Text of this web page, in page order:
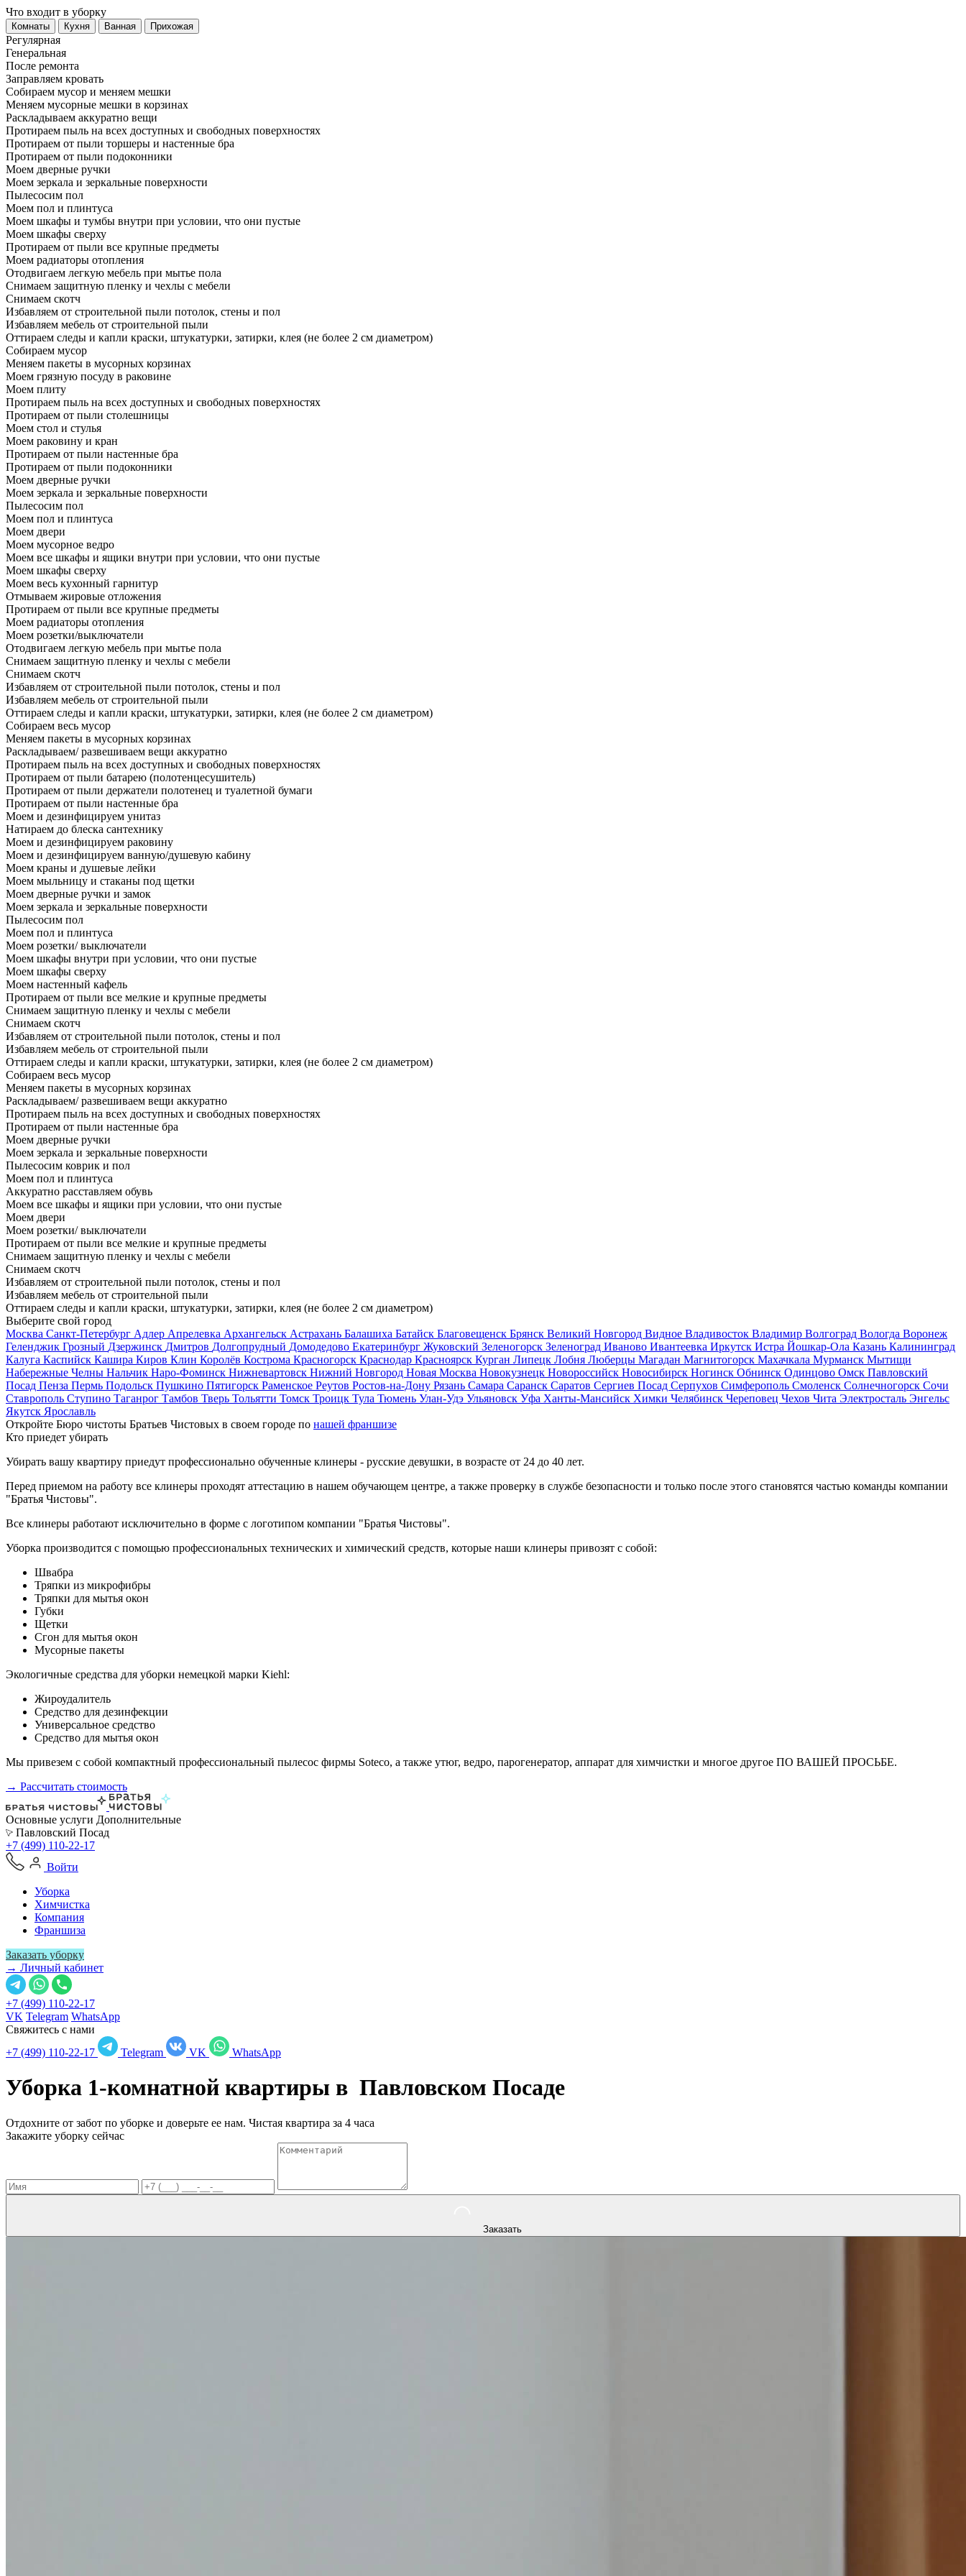
Что входит в уборку
Регу­лярная
Гене­ральная
После ремонта
Заправляем кровать
Собираем мусор и меняем мешки
Меняем мусорные мешки в корзинах
Раскладываем аккуратно вещи
Протираем пыль на всех доступных и свободных поверхностях
Протираем от пыли торшеры и настенные бра
Протираем от пыли подоконники
Моем дверные ручки
Моем зеркала и зеркальные поверхности
Пылесосим пол
Моем пол и плинтуса
Моем шкафы и тумбы внутри при условии, что они пустые
Моем шкафы сверху
Протираем от пыли все крупные предметы
Моем радиаторы отопления
Отодвигаем легкую мебель при мытье пола
Снимаем защитную пленку и чехлы с мебели
Снимаем скотч
Избавляем от строительной пыли потолок, стены и пол
Избавляем мебель от строительной пыли
Оттираем следы и капли краски, штукатурки, затирки, клея (не более 2 см диаметром)
Собираем мусор
Меняем пакеты в мусорных корзинах
Моем грязную посуду в раковине
Моем плиту
Протираем пыль на всех доступных и свободных поверхностях
Протираем от пыли столешницы
Моем стол и стулья
Моем раковину и кран
Протираем от пыли настенные бра
Протираем от пыли подоконники
Моем дверные ручки
Моем зеркала и зеркальные поверхности
Пылесосим пол
Моем пол и плинтуса
Моем двери
Моем мусорное ведро
Моем все шкафы и ящики внутри при условии, что они пустые
Моем шкафы сверху
Моем весь кухонный гарнитур
Отмываем жировые отложения
Протираем от пыли все крупные предметы
Моем радиаторы отопления
Моем розетки/выключатели
Отодвигаем легкую мебель при мытье пола
Снимаем защитную пленку и чехлы с мебели
Снимаем скотч
Избавляем от строительной пыли потолок, стены и пол
Избавляем мебель от строительной пыли
Оттираем следы и капли краски, штукатурки, затирки, клея (не более 2 см диаметром)
Собираем весь мусор
Меняем пакеты в мусорных корзинах
Раскладываем/ развешиваем вещи аккуратно
Протираем пыль на всех доступных и свободных поверхностях
Протираем от пыли батарею (полотенцесушитель)
Протираем от пыли держатели полотенец и туалетной бумаги
Протираем от пыли настенные бра
Моем и дезинфицируем унитаз
Натираем до блеска сантехнику
Моем и дезинфицируем раковину
Моем и дезинфицируем ванную/душевую кабину
Моем краны и душевые лейки
Моем мыльницу и стаканы под щетки
Моем дверные ручки и замок
Моем зеркала и зеркальные поверхности
Пылесосим пол
Моем пол и плинтуса
Моем розетки/ выключатели
Моем шкафы внутри при условии, что они пустые
Моем шкафы сверху
Моем настенный кафель
Протираем от пыли все мелкие и крупные предметы
Снимаем защитную пленку и чехлы с мебели
Снимаем скотч
Избавляем от строительной пыли потолок, стены и пол
Избавляем мебель от строительной пыли
Оттираем следы и капли краски, штукатурки, затирки, клея (не более 2 см диаметром)
Собираем весь мусор
Меняем пакеты в мусорных корзинах
Раскладываем/ развешиваем вещи аккуратно
Протираем пыль на всех доступных и свободных поверхностях
Протираем от пыли настенные бра
Моем дверные ручки
Моем зеркала и зеркальные поверхности
Пылесосим коврик и пол
Моем пол и плинтуса
Аккуратно расставляем обувь
Моем все шкафы и ящики при условии, что они пустые
Моем двери
Моем розетки/ выключатели
Протираем от пыли все мелкие и крупные предметы
Снимаем защитную пленку и чехлы с мебели
Снимаем скотч
Избавляем от строительной пыли потолок, стены и пол
Избавляем мебель от строительной пыли
Оттираем следы и капли краски, штукатурки, затирки, клея (не более 2 см диаметром)
Выберите свой город
Москва Санкт-Петербург Адлер Апрелевка Архангельск Астрахань Балашиха Батайск Благовещенск Брянск Великий Новгород Видное Владивосток Владимир Волгоград Вологда Воронеж
Геленджик Грозный Дзержинск Дмитров Долгопрудный Домодедово Екатеринбург Жуковский Зеленогорск Зеленоград Иваново Ивантеевка Иркутск Истра Йошкар-Ола Казань Калининград
Калуга Каспийск Кашира Киров Клин Королёв Кострома Красногорск Краснодар Красноярск Курган Липецк Лобня Люберцы Магадан Магнитогорск Махачкала Мурманск Мытищи
Набережные Челны Нальчик Наро-Фоминск Нижневартовск Нижний Новгород Новая Москва Новокузнецк Новороссийск Новосибирск Ногинск Обнинск Одинцово Омск Павловский
Посад Пенза Пермь Подольск Пушкино Пятигорск Раменское Реутов Ростов-на-Дону Рязань Самара Саранск Саратов Сергиев Посад Серпухов Симферополь Смоленск Солнечногорск Сочи
Ставрополь Ступино Таганрог Тамбов Тверь Тольятти Томск Троицк Тула Тюмень Улан-Удэ Ульяновск Уфа Ханты-Мансийск Химки Челябинск Череповец Чехов Чита Электросталь Энгельс
Якутск Ярославль
Откройте Бюро чистоты Братьев Чистовых в своем городе по нашей франшизе
Кто приедет убирать
Убирать вашу квартиру приедут профессионально обученные клинеры - русские девушки, в возрасте от 24 до 40 лет.
Перед приемом на работу все клинеры проходят аттестацию в нашем обучающем центре, а также проверку в службе безопасности и только после этого становятся частью команды компании
"Братья Чистовы".
Все клинеры работают исключительно в форме с логотипом компании "Братья Чистовы".
Уборка производится с помощью профессиональных технических и химический средств, которые наши клинеры привозят с собой:
Швабра
Тряпки из микрофибры
Тряпки для мытья окон
Губки
Щетки
Сгон для мытья окон
Мусорные пакеты
Экологичные средства для уборки немецкой марки Kiehl:
Жироудалитель
Средство для дезинфекции
Универсальное средство
Средство для мытья окон
Мы привезем с собой компактный профессиональный пылесос фирмы Soteco, а также утюг, ведро, парогенератор, аппарат для химчистки и многое другое ПО ВАШЕЙ ПРОСЬБЕ.
→ Рассчитать стоимость
Основные услуги Дополнительные
Павловский Посад
+7 (499) 110-22-17
Войти
Уборка
Химчистка
Компания
Франшиза
Заказать уборку
→ Личный кабинет
+7 (499) 110-22-17
VK Telegram WhatsApp
Свяжитесь с нами
+7 (499) 110-22-17
Telegram VK WhatsApp
Уборка 1-комнатной квартиры в Павловском Посаде
Отдохните от забот по уборке и доверьте ее нам. Чистая квартира за 4 часа
Закажите уборку сейчас
Заказать